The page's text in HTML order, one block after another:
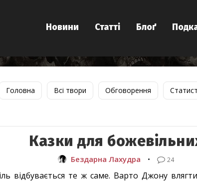
Новини Статті Блоґ
Головна Всі твори Обговорення
Казки для
Бездарна Лахудра • 24
відбувається те ж саме. Варто Джону